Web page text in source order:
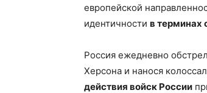
европейской
идентичности в терминах
Россия ежедневно
Херсона и нанося
действия войск России